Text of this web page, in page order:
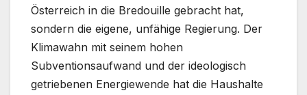
Österreich in die Bredouille gebracht hat,
sondern die eigene, unfähige Regierung. Der
Klimawahn mit seinem hohen
Subventionsaufwand und der ideologisch
getriebenen Energiewende hat die Haushalte